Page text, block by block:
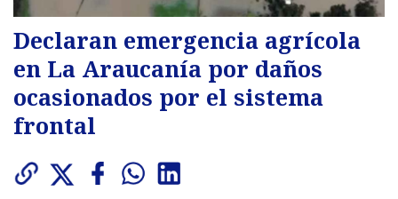
Declaran emergencia agrícola
en La Araucanía por daños
ocasionados por el sistema
frontal